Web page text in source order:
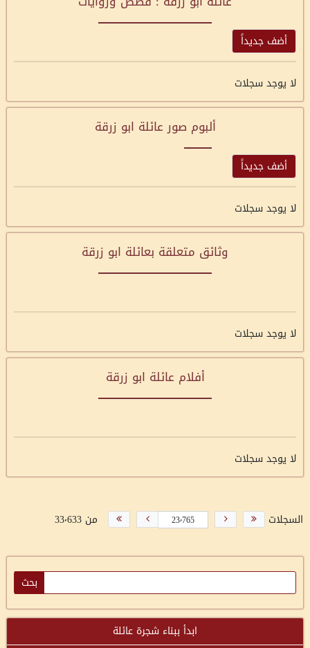
أضف جديداً
لا يوجد سجلات
ألبوم صور عائلة ابو زرقة
أضف جديداً
لا يوجد سجلات
وثائق متعلقة بعائلة ابو زرقة
لا يوجد سجلات
أفلام عائلة ابو زرقة
لا يوجد سجلات
السجلات من 33٬633
ابدأ ببناء شجرة عائلة